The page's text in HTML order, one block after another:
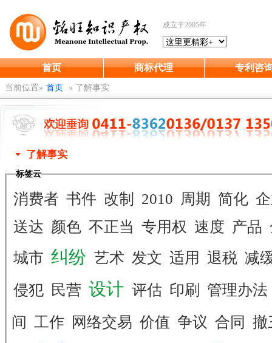
成立于2005年
首页 商标代理 专利咨
当前位置» 首页 » 了解事实
了解事实
标签云
消费者 书件 改制 2010 周期 简化
送达 颜色 不正当 专用权 速度 产品
城市 纠纷 艺术 发文 适用 退税 减
侵犯 民营 设计 评估 印刷
管理办法
间 工作 网络交易 价值 争议 合同